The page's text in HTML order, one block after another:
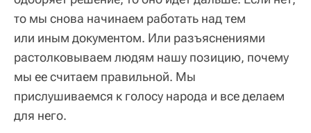
то мы снова начинаем работать над тем
или иным документом. Или разъяснениями
растолковываем людям нашу позицию, почему
мы ее считаем правильной. Мы
прислушиваемся к голосу народа и все делаем
для него.